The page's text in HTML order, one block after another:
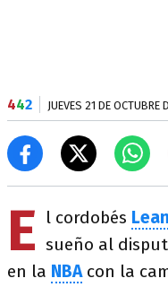
442 JUEVES 21 DE OCTUBRE
E l cordobés
sueño al
en la NBA con la